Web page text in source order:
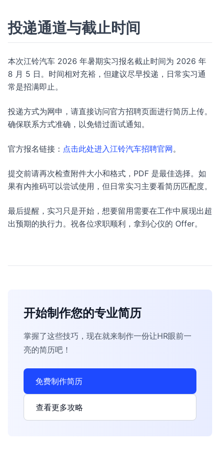
投递通道与截止时间
本次江铃汽车 2026 年暑期实习报名截止时间为 2026 年
8 月 5 日。时间相对充裕，但建议尽早投递，日常实习通
常是招满即止。
投递方式为网申，请直接访问官方招聘页面进行简历上传。
确保联系方式准确，以免错过面试通知。
官方报名链接： 点击此处进入江铃汽车招聘官网。
提交前请再次检查附件大小和格式，PDF 是最佳选择。如
果有内推码可以尝试使用，但日常实习主要看简历匹配度。
最后提醒，实习只是开始，想要留用需要在工作中展现出超
出预期的执行力。祝各位求职顺利，拿到心仪的 Offer。
开始制作您的专业简历
掌握了这些技巧，现在就来制作一份让HR眼前一
亮的简历吧！
免费制作简历
查看更多攻略